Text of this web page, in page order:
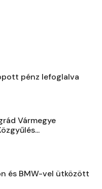
pénz lefoglalva
Vármegye
és BMW-vel ütközött